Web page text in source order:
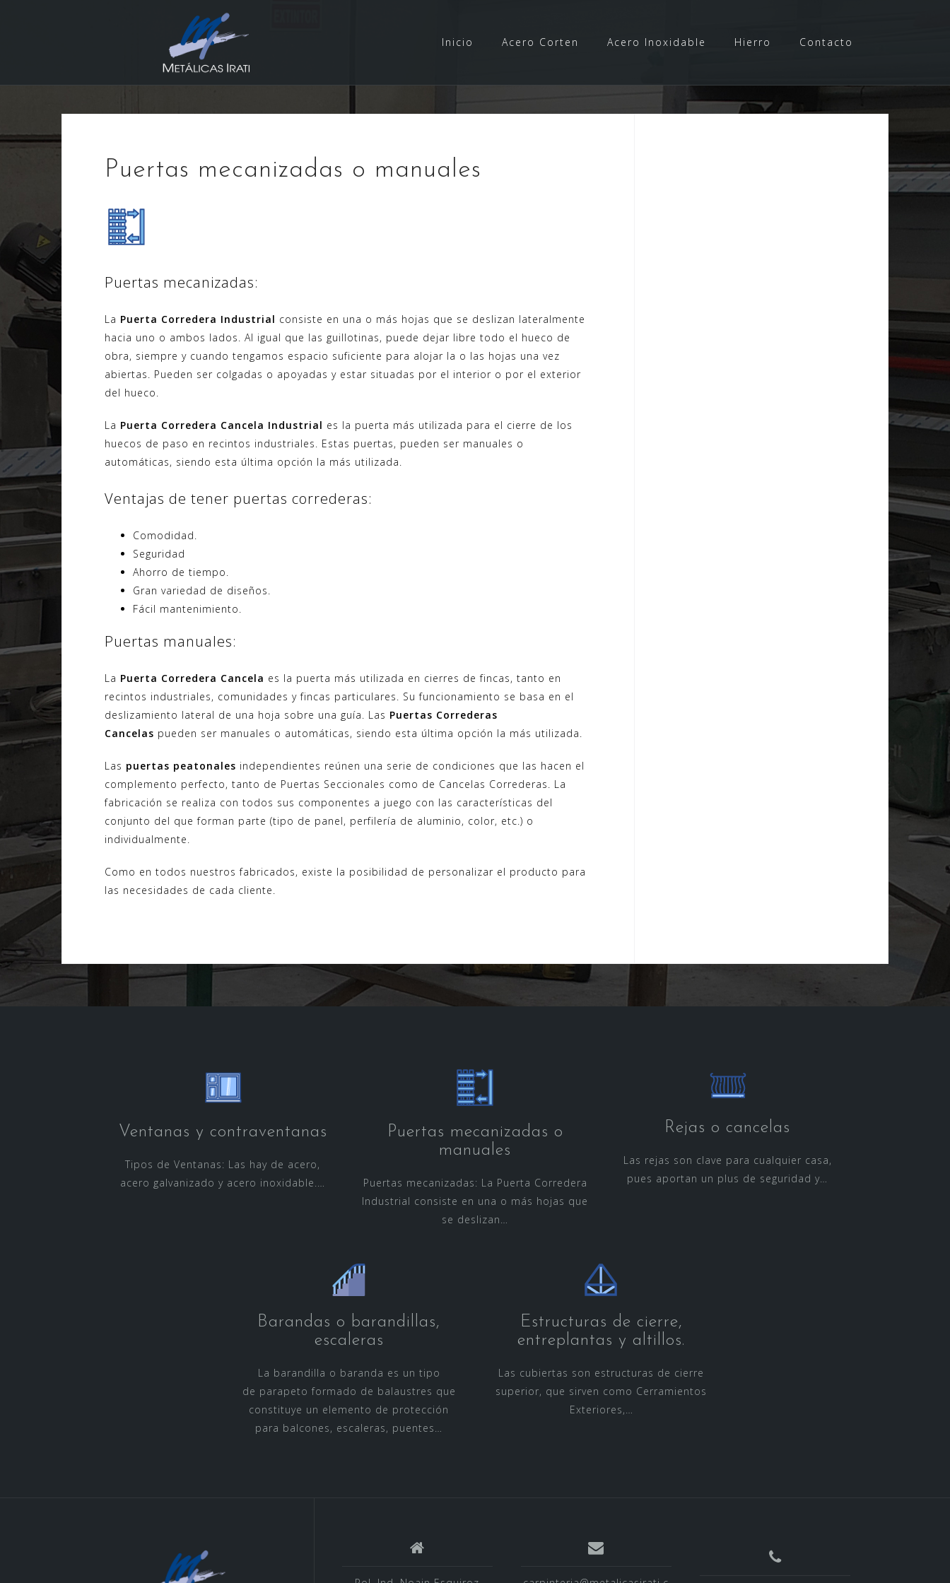
Inicio Acero Corten Acero Inoxidable Hierro Contacto
Puertas mecanizadas o manuales
Puertas mecanizadas:
La Puerta Corredera Industrial consiste en una o más hojas que se deslizan lateralmente
hacia uno o ambos lados. Al igual que las guillotinas, puede dejar libre todo el hueco de
obra, siempre y cuando tengamos espacio suficiente para alojar la o las hojas una vez
abiertas. Pueden ser colgadas o apoyadas y estar situadas por el interior o por el exterior
del hueco.
La Puerta Corredera Cancela Industrial es la puerta más utilizada para el cierre de los
huecos de paso en recintos industriales. Estas puertas, pueden ser manuales o
automáticas, siendo esta última opción la más utilizada.
Ventajas de tener puertas correderas:
Comodidad.
Seguridad
Ahorro de tiempo.
Gran variedad de diseños.
Fácil mantenimiento.
Puertas manuales:
La Puerta Corredera Cancela es la puerta más utilizada en cierres de fincas, tanto en
recintos industriales, comunidades y fincas particulares. Su funcionamiento se basa en el
deslizamiento lateral de una hoja sobre una guía. Las Puertas Correderas
Cancelas pueden ser manuales o automáticas, siendo esta última opción la más utilizada.
Las puertas peatonales independientes reúnen una serie de condiciones que las hacen el
complemento perfecto, tanto de Puertas Seccionales como de Cancelas Correderas. La
fabricación se realiza con todos sus componentes a juego con las características del
conjunto del que forman parte (tipo de panel, perfilería de aluminio, color, etc.) o
individualmente.
Como en todos nuestros fabricados, existe la posibilidad de personalizar el producto para
las necesidades de cada cliente.
Ventanas y contraventanas
Tipos de Ventanas: Las hay de acero,
acero galvanizado y acero inoxidable.…
Puertas mecanizadas o
manuales
Puertas mecanizadas: La Puerta Corredera
Industrial consiste en una o más hojas que
se deslizan…
Rejas o cancelas
Las rejas son clave para cualquier casa,
pues aportan un plus de seguridad y…
Barandas o barandillas,
escaleras
La barandilla o baranda es un tipo
de parapeto formado de balaustres que
constituye un elemento de protección
para balcones, escaleras, puentes…
Estructuras de cierre,
entreplantas y altillos.
Las cubiertas son estructuras de cierre
superior, que sirven como Cerramientos
Exteriores,…